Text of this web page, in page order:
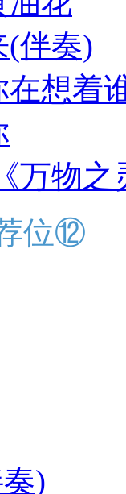
(伴奏)
想着
万物之
位⑫
)